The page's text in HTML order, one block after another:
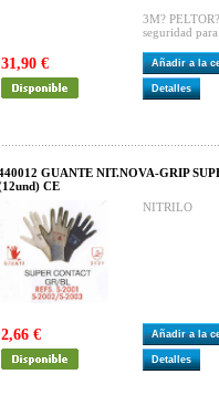
3M?
seguridad
31,90 € Añadir a la
Detalles
GUANTE NIT.NOVA-GRIP
CE
NITRILO
2,66 € Añadir a la
Detalles